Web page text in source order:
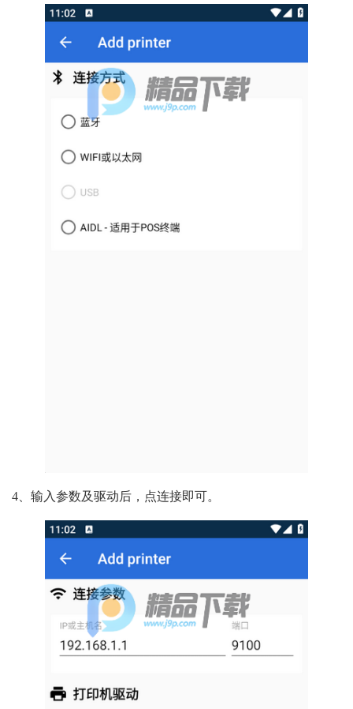
4、输入参数及驱动后，点连接即可。